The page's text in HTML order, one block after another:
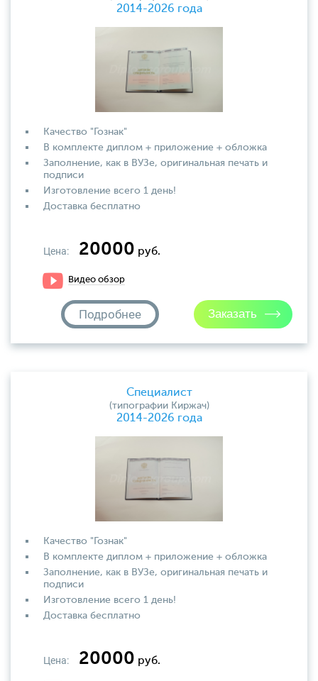
2014-2026 года
Качество "Гознак"
В комплекте диплом + приложение + обложка
Заполнение, как в ВУЗе, оригинальная печать и
подписи
Изготовление всего 1 день!
Доставка бесплатно
Цена: 20000 руб.
Видео обзор
Подробнее
Специалист
(типографии Киржач)
2014-2026 года
Качество "Гознак"
В комплекте диплом + приложение + обложка
Заполнение, как в ВУЗе, оригинальная печать и
подписи
Изготовление всего 1 день!
Доставка бесплатно
Цена: 20000 руб.